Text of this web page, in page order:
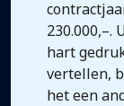
230.000,–.
hart
vertellen,
het een